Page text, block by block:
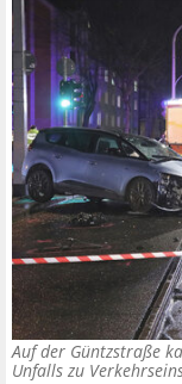
Auf der Güntzstraße
Unfalls zu